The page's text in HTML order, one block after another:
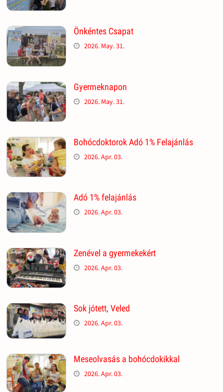
Önkéntes Csapat
2026. May. 31.
Gyermeknapon
2026. May. 31.
Bohócdoktorok Adó 1% Felajánlás
2026. Apr. 03.
Adó 1% felajánlás
2026. Apr. 03.
Zenével a gyermekekért
2026. Apr. 03.
Sok jótett, Veled
2026. Apr. 03.
Meseolvasás a bohócdokikkal
2026. Apr. 03.